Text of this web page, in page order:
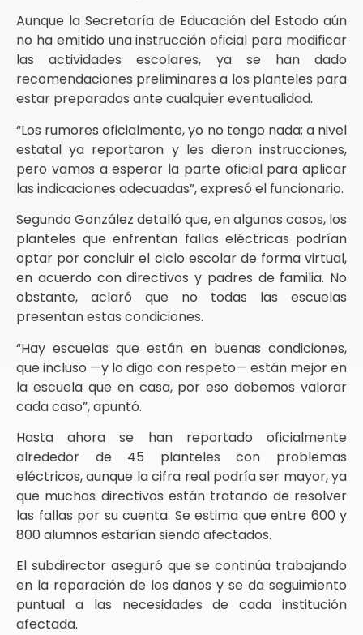
Aunque la Secretaría de Educación del Estado aún
no ha emitido una instrucción oficial para modificar
las actividades escolares, ya se han dado
recomendaciones preliminares a los planteles para
estar preparados ante cualquier eventualidad.
“Los rumores oficialmente, yo no tengo nada; a nivel
estatal ya reportaron y les dieron instrucciones,
pero vamos a esperar la parte oficial para aplicar
las indicaciones adecuadas”, expresó el funcionario.
Segundo González detalló que, en algunos casos, los
planteles que enfrentan fallas eléctricas podrían
optar por concluir el ciclo escolar de forma virtual,
en acuerdo con directivos y padres de familia. No
obstante, aclaró que no todas las escuelas
presentan estas condiciones.
“Hay escuelas que están en buenas condiciones,
que incluso —y lo digo con respeto— están mejor en
la escuela que en casa, por eso debemos valorar
cada caso”, apuntó.
Hasta ahora se han reportado oficialmente
alrededor de 45 planteles con problemas
eléctricos, aunque la cifra real podría ser mayor, ya
que muchos directivos están tratando de resolver
las fallas por su cuenta. Se estima que entre 600 y
800 alumnos estarían siendo afectados.
El subdirector aseguró que se continúa trabajando
en la reparación de los daños y se da seguimiento
puntual a las necesidades de cada institución
afectada.